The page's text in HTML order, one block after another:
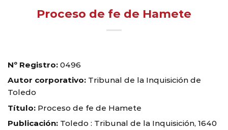
Proceso de fe de Hamete
Nº Registro: 0496
Autor corporativo: Tribunal de la Inquisición de
Toledo
Título: Proceso de fe de Hamete
Publicación: Toledo : Tribunal de la Inquisición, 1640